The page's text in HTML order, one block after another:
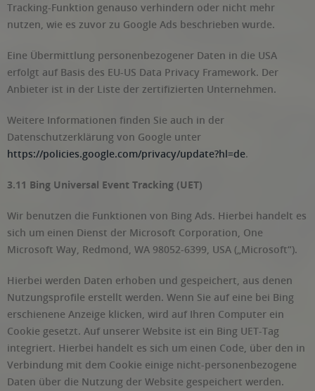
Tracking-Funktion genauso verhindern oder nicht mehr
nutzen, wie es zuvor zu Google Ads beschrieben wurde.
Eine Übermittlung personenbezogener Daten in die USA
erfolgt auf Basis des EU-US Data Privacy Framework. Der
Anbieter ist in der Liste der zertifizierten Unternehmen.
Weitere Informationen finden Sie auch in der
Datenschutzerklärung von Google unter
https://policies.google.com/privacy/update?hl=de.
3.11 Bing Universal Event Tracking (UET)
Wir benutzen die Funktionen von Bing Ads. Hierbei handelt es
sich um einen Dienst der Microsoft Corporation, One
Microsoft Way, Redmond, WA 98052-6399, USA („Microsoft“).
Hierbei werden Daten erhoben und gespeichert, aus denen
Nutzungsprofile erstellt werden. Wenn Sie auf eine bei Bing
erschienene Anzeige klicken, wird auf Ihren Computer ein
Cookie gesetzt. Auf unserer Website ist ein Bing UET-Tag
integriert. Hierbei handelt es sich um einen Code, über den in
Verbindung mit dem Cookie einige nicht-personenbezogene
Daten über die Nutzung der Website gespeichert werden.